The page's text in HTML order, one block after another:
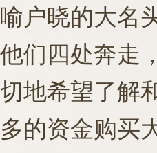
喻户晓的大名
他们四处奔走
切地希望了解
多的资金购买